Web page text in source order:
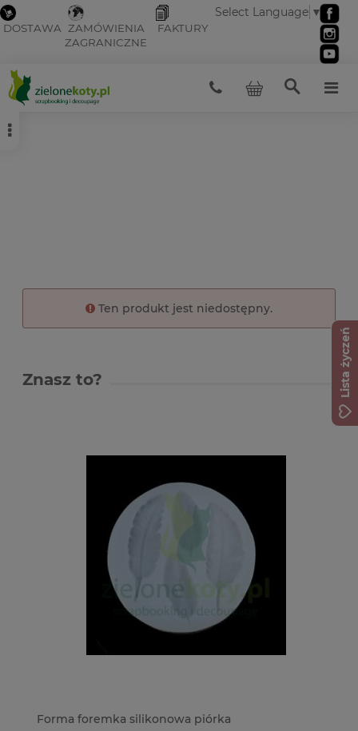
DOSTAWA ZAMÓWIENIA
ZAGRANICZNE
FAKTURY
Select Language ▼
Ten produkt jest niedostępny.
Znasz to?
Forma foremka silikonowa piórka
Lista życzeń